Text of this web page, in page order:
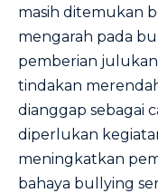
masih ditemukan
mengarah pada
pemberian
tindakan
dianggap sebagai
diperlukan
meningkatkan
bahaya bullying